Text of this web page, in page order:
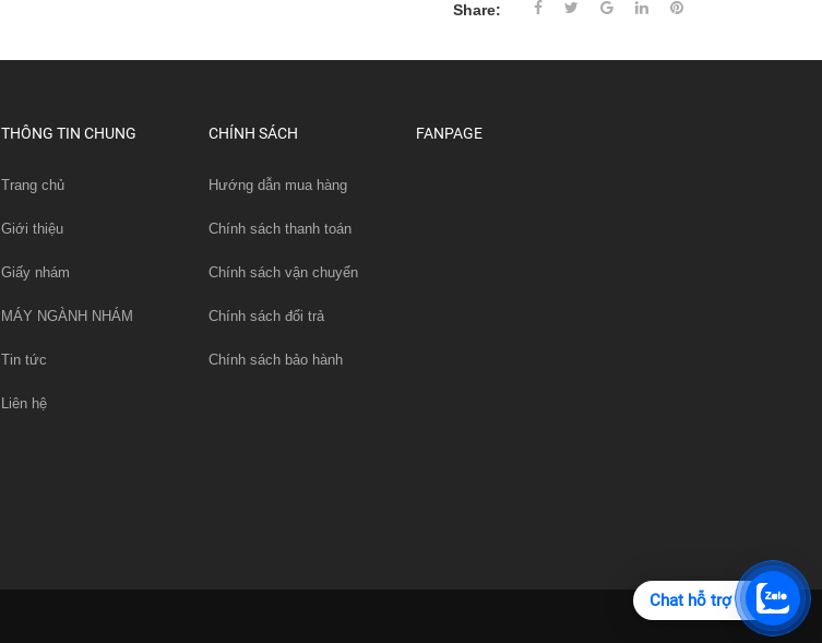
Share:
THÔNG TIN CHUNG
Trang chủ
Giới thiệu
Giấy nhám
MÁY NGÀNH NHÁM
Tin tức
Liên hệ
CHÍNH SÁCH
Hướng dẫn mua hàng
Chính sách thanh toán
Chính sách vận chuyển
Chính sách đổi trả
Chính sách bảo hành
FANPAGE
Chat hỗ trợ